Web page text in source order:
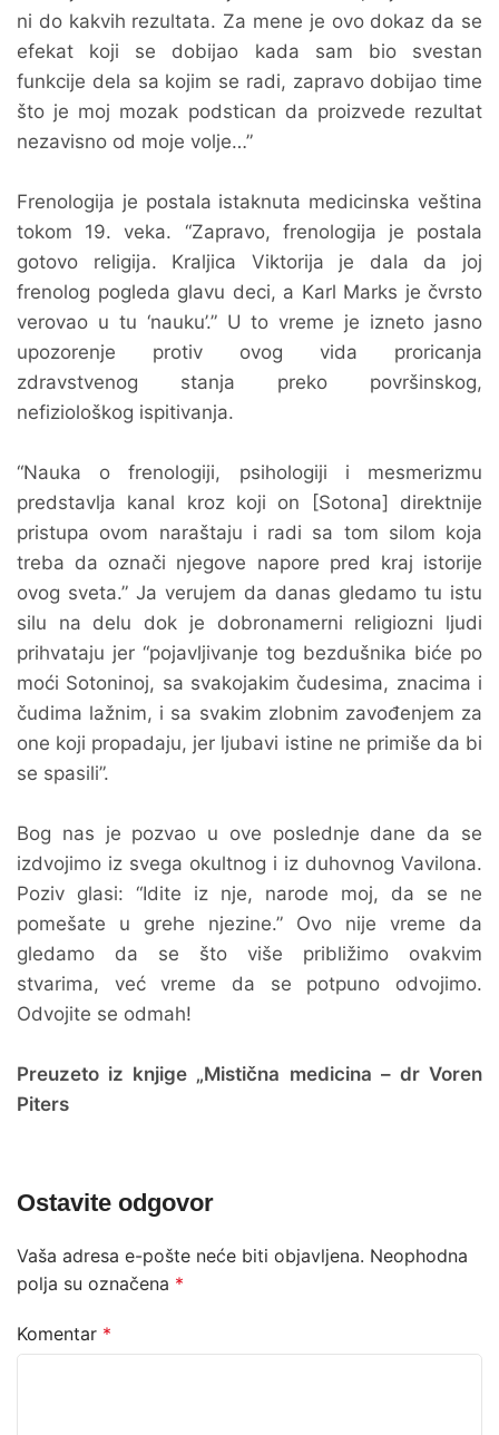
ni do kakvih rezultata. Za mene je ovo dokaz da se
efekat koji se dobijao kada sam bio svestan
funkcije dela sa kojim se radi, zapravo dobijao time
što je moj mozak podstican da proizvede rezultat
nezavisno od moje volje…”
Frenologija je postala istaknuta medicinska veština
tokom 19. veka. “Zapravo, frenologija je postala
gotovo religija. Kraljica Viktorija je dala da joj
frenolog pogleda glavu deci, a Karl Marks je čvrsto
verovao u tu ‘nauku’.” U to vreme je izneto jasno
upozorenje protiv ovog vida proricanja
zdravstvenog stanja preko površinskog,
nefiziološkog ispitivanja.
“Nauka o frenologiji, psihologiji i mesmerizmu
predstavlja kanal kroz koji on [Sotona] direktnije
pristupa ovom naraštaju i radi sa tom silom koja
treba da označi njegove napore pred kraj istorije
ovog sveta.” Ja verujem da danas gledamo tu istu
silu na delu dok je dobronamerni religiozni ljudi
prihvataju jer “pojavljivanje tog bezdušnika biće po
moći Sotoninoj, sa svakojakim čudesima, znacima i
čudima lažnim, i sa svakim zlobnim zavođenjem za
one koji propadaju, jer ljubavi istine ne primiše da bi
se spasili”.
Bog nas je pozvao u ove poslednje dane da se
izdvojimo iz svega okultnog i iz duhovnog Vavilona.
Poziv glasi: “Idite iz nje, narode moj, da se ne
pomešate u grehe njezine.” Ovo nije vreme da
gledamo da se što više približimo ovakvim
stvarima, već vreme da se potpuno odvojimo.
Odvojite se odmah!
Preuzeto iz knjige „Mistična medicina – dr Voren
Piters
Ostavite odgovor
Vaša adresa e-pošte neće biti objavljena. Neophodna
polja su označena *
Komentar *